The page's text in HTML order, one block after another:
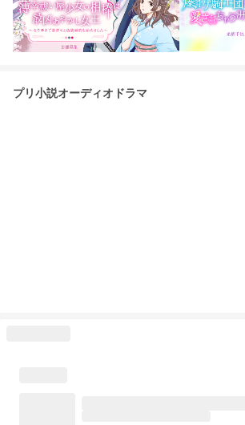
プリ小説オーディオドラマ